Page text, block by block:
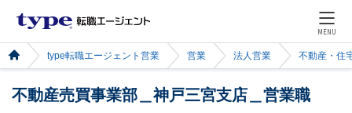
MENU
type転職エージェント営業 営業 法人営業 不動産・住
不動産売買事業部＿神戸三宮支店＿営業職